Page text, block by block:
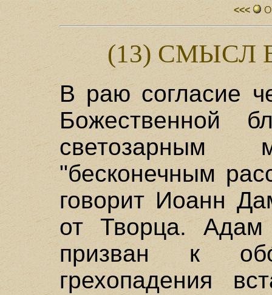
<<<
(13) СМЫСЛ
В раю согласие
Божественной
"бесконечным
говорит Иоанн
от Творца. Адам
призван к
грехопадения